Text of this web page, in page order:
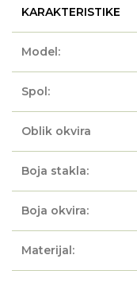
KARAKTERISTIKE
Model:
Spol:
Oblik okvira
Boja stakla:
Boja okvira:
Materijal: